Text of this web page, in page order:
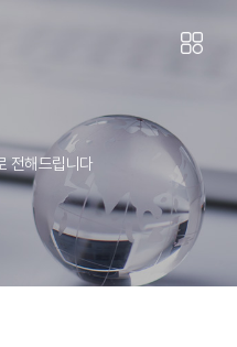
전해드립니다